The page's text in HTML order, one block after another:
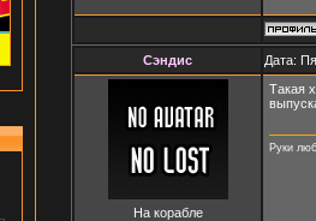
Сэндис Дата:
На корабле
Такая
Руки